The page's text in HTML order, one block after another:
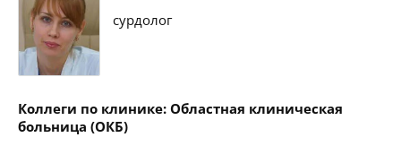
сурдолог
Коллеги по клинике: Областная клиническая
больница (ОКБ)